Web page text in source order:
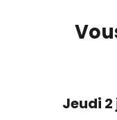
Jeudi